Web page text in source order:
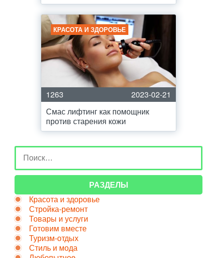
КРАСОТА И ЗДОРОВЬЕ
1263
2023-02-21
Смас лифтинг как помощник
против старения кожи
РАЗДЕЛЫ
Красота и здоровье
Стройка-ремонт
Товары и услуги
Готовим вместе
Туризм-отдых
Стиль и мода